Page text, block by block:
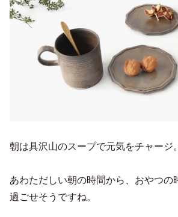
朝は具沢山のスープで元気をチャージ。
あわただしい朝の時間から、おやつの
過ごせそうですね。